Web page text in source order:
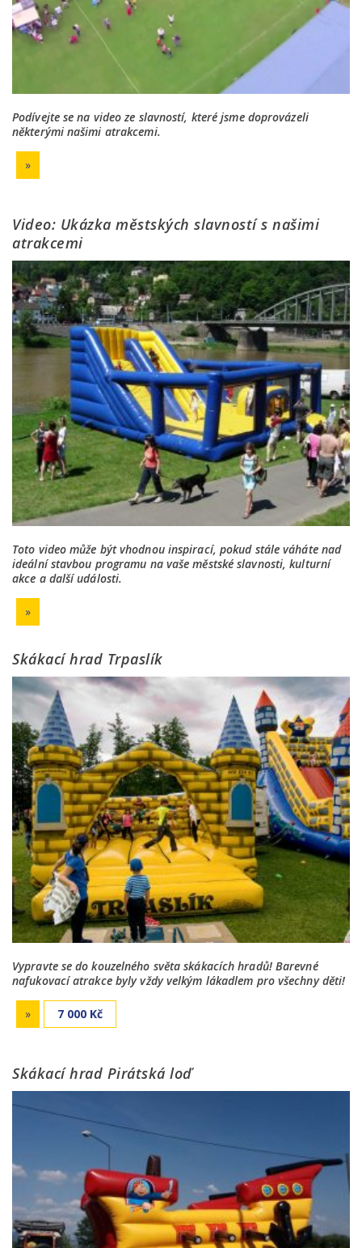
Podívejte se na video ze slavností, které jsme doprovázeli
některými našimi atrakcemi.
»
Video: Ukázka městských slavností s našimi
atrakcemi
Toto video může být vhodnou inspirací, pokud stále váháte nad
ideální stavbou programu na vaše městské slavnosti, kulturní
akce a další události.
»
Skákací hrad Trpaslík
Vypravte se do kouzelného světa skákacích hradů! Barevné
nafukovací atrakce byly vždy velkým lákadlem pro všechny děti!
» 7 000 Kč
Skákací hrad Pirátská loď